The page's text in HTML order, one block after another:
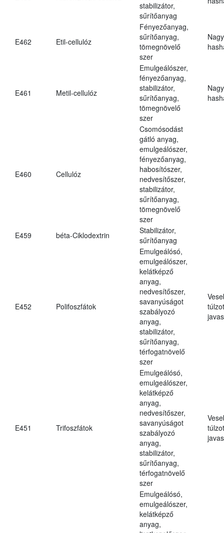
stabilizátor,
sűrítőanyag
E462 Etil-cellulóz
Fényezőanyag,
sűrítőanyag,
tömegnövelő
szer
E461 Metil-cellulóz
Emulgeálószer,
fényezőanyag,
stabilizátor,
sűrítőanyag,
tömegnövelő
szer
E460 Cellulóz
Csomósodást
gátló anyag,
emulgeálószer,
fényezőanyag,
habosítószer,
nedvesítőszer,
stabilizátor,
sűrítőanyag,
tömegnövelő
szer
E459
béta-Ciklodextrin
Stabilizátor,
sűrítőanyag
E452 Polifoszfátok
Emulgeálósó,
emulgeálószer,
kelátképző
anyag,
nedvesítőszer,
savanyúságot
szabályozó
anyag,
stabilizátor,
sűrítőanyag,
térfogatnövelő
szer
E451 Trifoszfátok
Emulgeálósó,
emulgeálószer,
kelátképző
anyag,
nedvesítőszer,
savanyúságot
szabályozó
anyag,
stabilizátor,
sűrítőanyag,
térfogatnövelő
szer
Emulgeálósó,
emulgeálószer,
kelátképző
anyag,